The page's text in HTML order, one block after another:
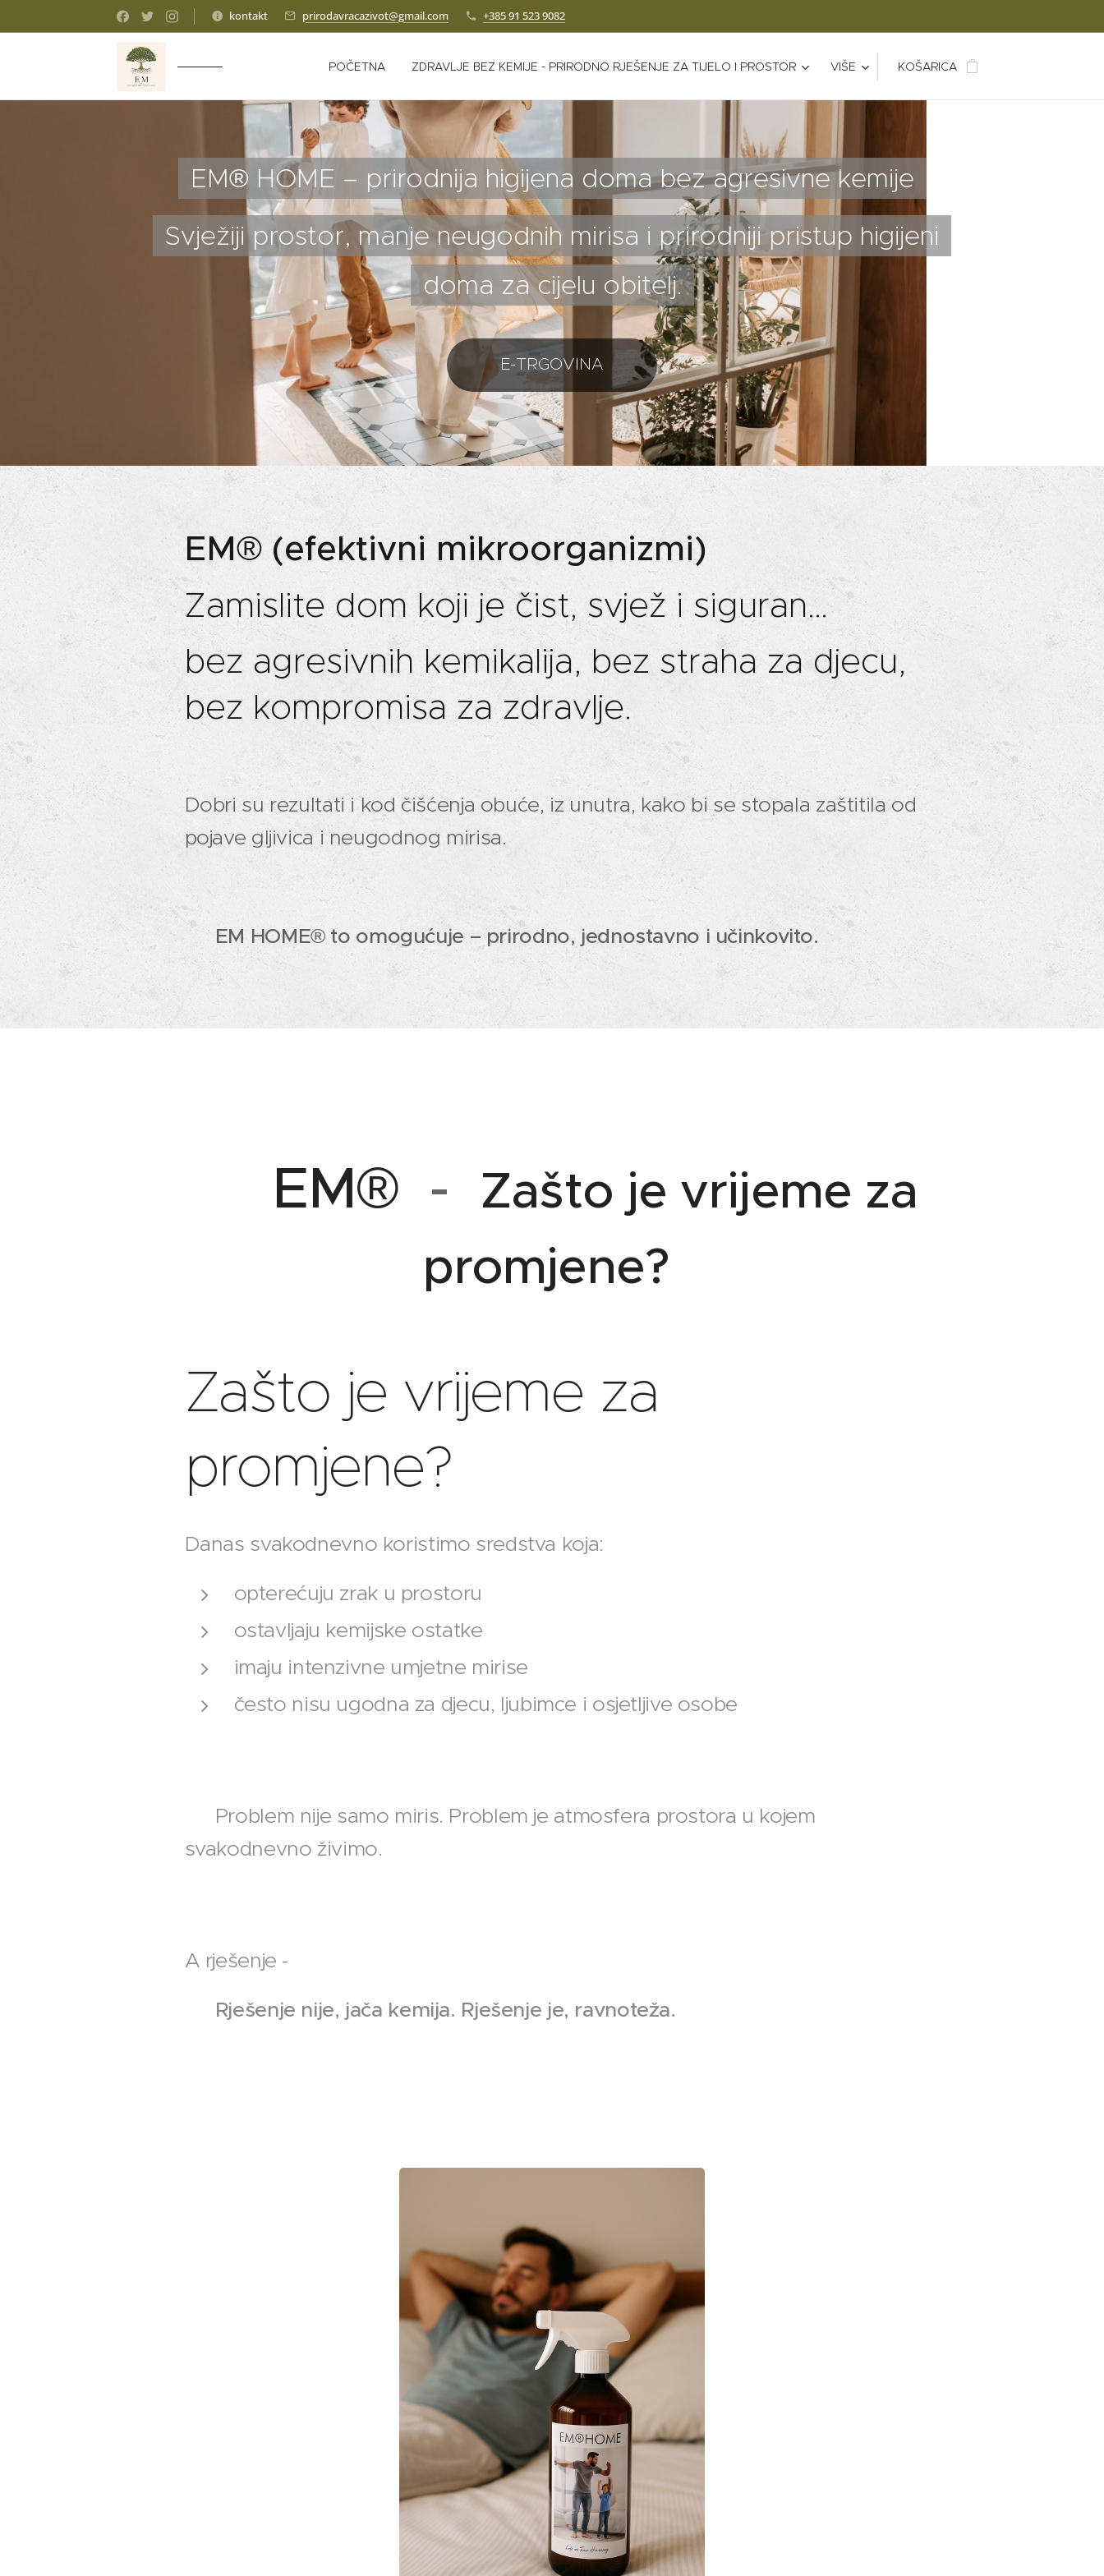
kontakt prirodavracazivot@gmail.com +385 91 523 9082
POČETNA ZDRAVLJE BEZ KEMIJE - PRIRODNO RJEŠENJE ZA TIJELO I PROSTOR VIŠE KOŠARICA
EM® HOME – prirodnija higijena doma bez agresivne kemije
Svježiji prostor, manje neugodnih mirisa i prirodniji pristup higijeni
doma za cijelu obitelj.
E-TRGOVINA
EM® (efektivni mikroorganizmi)
Zamislite dom koji je čist, svjež i siguran…
bez agresivnih kemikalija, bez straha za djecu,
bez kompromisa za zdravlje.
Dobri su rezultati i kod čišćenja obuće, iz unutra, kako bi se stopala zaštitila od
pojave gljivica i neugodnog mirisa.
👉 EM HOME® to omogućuje – prirodno, jednostavno i učinkovito.
EM®- Zašto je vrijeme za
promjene?
Zašto je vrijeme za
promjene?
Danas svakodnevno koristimo sredstva koja:
opterećuju zrak u prostoru
ostavljaju kemijske ostatke
imaju intenzivne umjetne mirise
često nisu ugodna za djecu, ljubimce i osjetljive osobe
⚠️ Problem nije samo miris. Problem je atmosfera prostora u kojem
svakodnevno živimo.
A rješenje -
Rješenje nije, jača kemija. Rješenje je, ravnoteža.